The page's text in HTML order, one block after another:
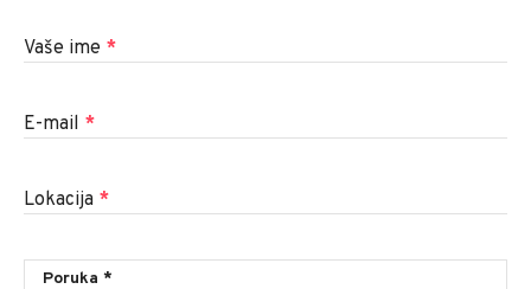
Vaše ime *
E-mail *
Lokacija *